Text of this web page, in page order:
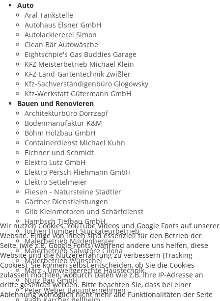
Auto
Aral Tankstelle
Autohaus Elsner GmbH
Autolackiererei Simon
Clean Bär Autowäsche
Eightschpie's Gas Buddies Garage
KFZ Meisterbetrieb Michael Klein
KFZ-Land-Gartentechnik Zwißler
Kfz-Sachverständigenbüro Glogowsky
Kfz-Werkstatt Gütermann GmbH
Bauen und Renovieren
Architekturbüro Dörrzapf
Bodenmanufaktur K&M
Böhm Holzbau GmbH
Containerdienst Michael Kuhn
Eichner und Schmidt
Elektro Lutz GmbH
Elektro Persch Fliehmann GmbH
Elektro Settelmeier
Fliesen - Natursteine Städtler
Gärtner Dienstleistungen
Gilb Kleinmotoren und Schärfdienst
Hambsch Tiefbau GmbH
Jochen Humbert Stuckateurbetrieb
Malerbetrieb Mildenberger
Malerbetrieb Salvatore Cilona
Malerbetrieb Wünschel
März - Umweltgerechte Haustechnik
Nutz Bau GmbH
Peter Weber Bauunternehmen
Wir nutzen Cookies, YouTube Videos und Google Fonts auf unserer
Website. Einige von ihnen sind essenziell für den Betrieb der
Seite, (wie z.B. Google Fonts) während andere uns helfen, diese
Website und die Nutzererfahrung zu verbessern (Tracking
Cookies). Sie können selbst entscheiden, ob Sie die Cookies
zulassen möchten, wodurch Daten wie z.B. Ihre IP-Adresse an
dritte gesendet werden. Bitte beachten Sie, dass bei einer
Ablehnung womöglich nicht mehr alle Funktionalitäten der Seite